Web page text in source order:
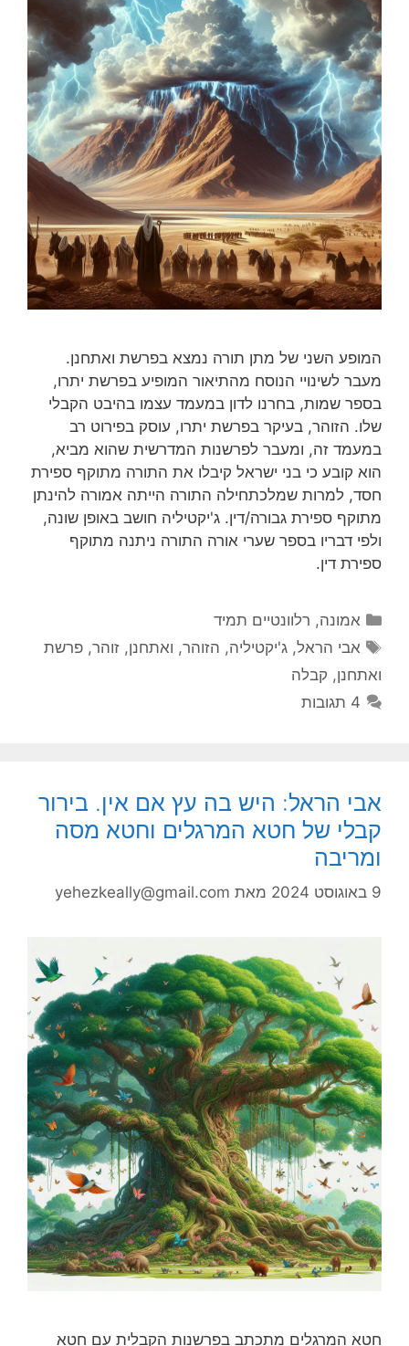
המופע השני של מתן תורה נמצא בפרשת ואתחנן.
מעבר לשינויי הנוסח מהתיאור המופיע בפרשת יתרו,
בספר שמות, בחרנו לדון במעמד עצמו בהיבט הקבלי
שלו. הזוהר, בעיקר בפרשת יתרו, עוסק בפירוט רב
במעמד זה, ומעבר לפרשנות המדרשית שהוא מביא,
הוא קובע כי בני ישראל קיבלו את התורה מתוקף ספירת
חסד, למרות שמלכתחילה התורה הייתה אמורה להינתן
מתוקף ספירת גבורה/דין. ג'יקטיליה חושב באופן שונה,
ולפי דבריו בספר שערי אורה התורה ניתנה מתוקף
ספירת דין.
קטגוריות
אמונה, רלוונטיים תמיד
תגיות
אבי הראל,ג'יקטיליה, הזוהר, ואתחנן,זוהר,פרשת
ואתחנן, קבלה
4 תגובות
אבי הראל: היש בה עץ אם אין. בירור
קבלי של חטא המרגלים וחטא מסה
ומריבה
9 באוגוסט 2024 מאת yehezkeally@gmail.com
חטא המרגלים מתכתב בפרשנות הקבלית עם חטא